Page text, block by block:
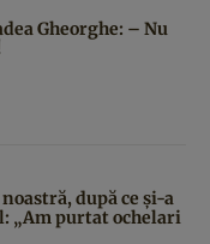
Gheorghe: – Nu
după ce și-a
„Am purtat ochelari